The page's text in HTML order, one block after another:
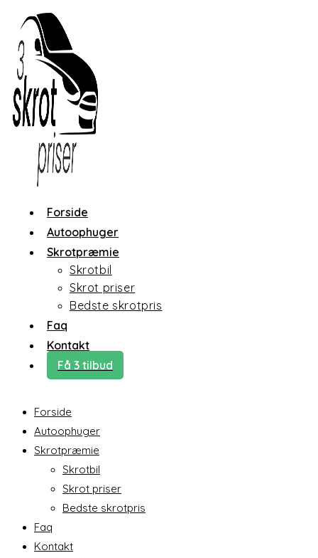
content
Forside
Autoophuger
Skrotpræmie
Skrotbil
Skrot priser
Bedste skrotpris
Faq
Kontakt
Få 3 tilbud
Forside
Autoophuger
Skrotpræmie
Skrotbil
Skrot priser
Bedste skrotpris
Faq
Kontakt